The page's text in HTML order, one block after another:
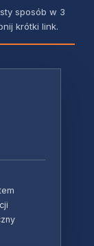
sposób w 3
krótki link.